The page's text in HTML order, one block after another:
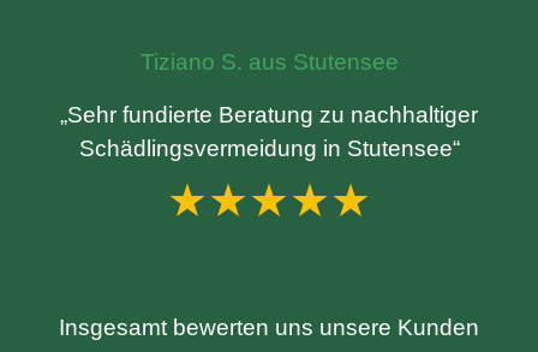
Tiziano S. aus Stutensee
„Sehr fundierte Beratung zu nachhaltiger
Schädlingsvermeidung in Stutensee“
★★★★★
Insgesamt bewerten uns unsere Kunden